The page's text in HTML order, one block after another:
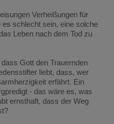
Verheißungen für
schlecht sein, eine solche
Leben nach dem Tod zu
Gott den Trauernden
liebt, dass, wer
erfährt. Ein
- das wäre es, was
ernsthaft, dass der Weg